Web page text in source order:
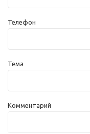
Телефон
Тема
Комментарий